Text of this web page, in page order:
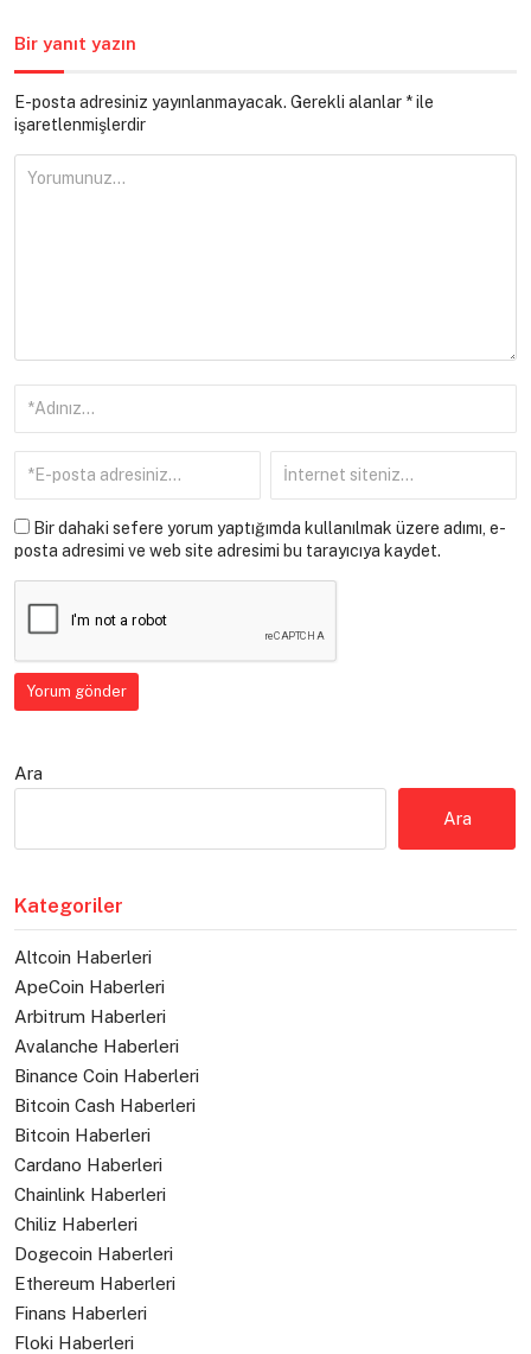
Bir yanıt yazın
E-posta adresiniz yayınlanmayacak. Gerekli alanlar *ile
işaretlenmişlerdir
Bir dahaki sefere yorum yaptığımda kullanılmak üzere adımı, e-
posta adresimi ve web site adresimi bu tarayıcıya kaydet.
Ara
Ara
Kategoriler
Altcoin Haberleri
ApeCoin Haberleri
Arbitrum Haberleri
Avalanche Haberleri
Binance Coin Haberleri
Bitcoin Cash Haberleri
Bitcoin Haberleri
Cardano Haberleri
Chainlink Haberleri
Chiliz Haberleri
Dogecoin Haberleri
Ethereum Haberleri
Finans Haberleri
Floki Haberleri